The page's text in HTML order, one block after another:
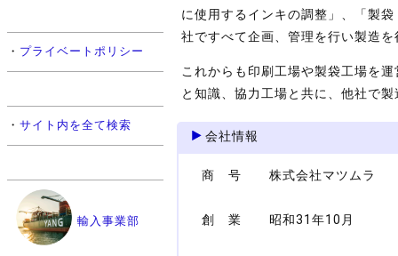
・ プライベートポリシー
・ サイト内を全て検索
輸入事業部
に使用するインキの調整」、「製
社ですべて企画、管理を行い製造
これからも印刷工場や製袋工場を
と知識、協力工場と共に、他社で
会社情報
商 号 株式会社マツムラ
創 業 昭和31年10月